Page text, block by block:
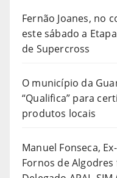
Fernão Joanes, no
este sábado a
de Supercross
O município da
“Qualifica” para
produtos locais
Manuel Fonseca,
Fornos de